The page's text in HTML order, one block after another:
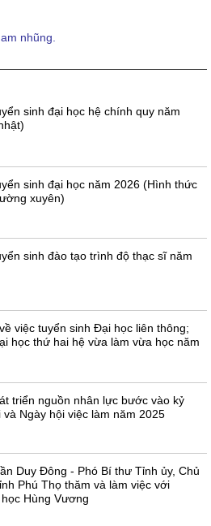
nhũng.
sinh đại học hệ chính quy năm
sinh đại học năm 2026 (Hình thức
xuyên)
sinh đào tạo trình độ thạc sĩ năm
việc tuyển sinh Đại học liên thông;
học thứ hai hệ vừa làm vừa học năm
triển nguồn nhân lực bước vào kỷ
và Ngày hội việc làm năm 2025
Duy Đông - Phó Bí thư Tỉnh ủy, Chủ
Phú Thọ thăm và làm việc với
Hùng Vương